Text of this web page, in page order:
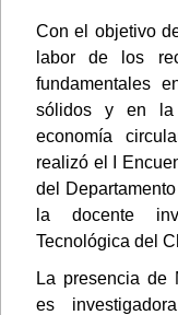
Con el objetivo
labor de los
fundamentales
sólidos y en la
economía
realizó el I
del
la docente
Tecnológica del
La presencia de
es